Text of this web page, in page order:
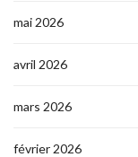
mai 2026
avril 2026
mars 2026
février 2026